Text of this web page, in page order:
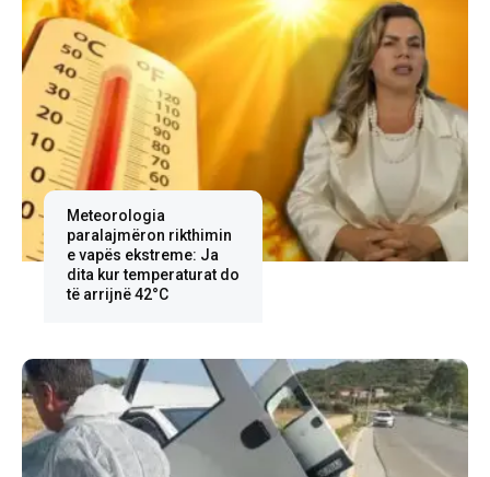
Meteorologia
paralajmëron rikthimin
e vapës ekstreme: Ja
dita kur temperaturat do
të arrijnë 42°C